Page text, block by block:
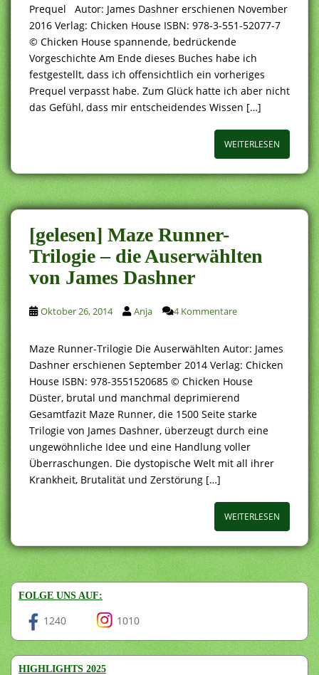
Prequel Autor: James Dashner erschienen November
2016 Verlag: Chicken House ISBN: 978-3-551-52077-7
© Chicken House spannende, bedrückende
Vorgeschichte Am Ende dieses Buches habe ich
festgestellt, dass ich offensichtlich ein vorheriges
Prequel verpasst habe. Zum Glück hatte ich aber nicht
das Gefühl, dass mir entscheidendes Wissen […]
WEITERLESEN
[gelesen] Maze Runner-
Trilogie – die Auserwählten
von James Dashner
Oktober 26, 2014 Anja 4 Kommentare
Maze Runner-Trilogie Die Auserwählten Autor: James
Dashner erschienen September 2014 Verlag: Chicken
House ISBN: 978-3551520685 © Chicken House
Düster, brutal und manchmal deprimierend
Gesamtfazit Maze Runner, die 1500 Seite starke
Trilogie von James Dashner, überzeugt durch eine
ungewöhnliche Idee und eine Handlung voller
Überraschungen. Die dystopische Welt mit all ihrer
Krankheit, Brutalität und Zerstörung […]
WEITERLESEN
FOLGE UNS AUF:
1240 1010
HIGHLIGHTS 2025